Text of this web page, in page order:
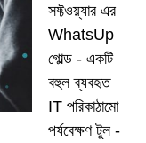
সফ্টওয়্যার এর
WhatsUp
গোল্ড - একটি
বহুল ব্যবহৃত
IT পরিকাঠামো
পর্যবেক্ষণ টুল -